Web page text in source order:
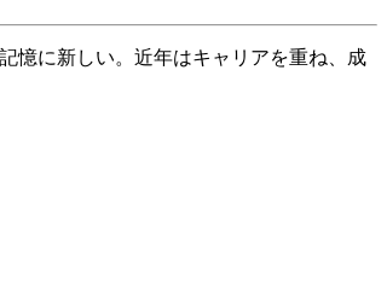
憶に新しい。近年はキャリアを重ね、成